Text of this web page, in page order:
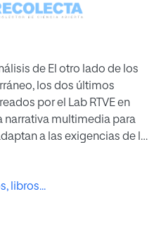
de El otro lado de los
los dos últimos
por el Lab RTVE en
narrativa multimedia para
a las exigencias de la
conocer qué estrategias y
la interactividad y ofrecer
del contenido a la
libros...